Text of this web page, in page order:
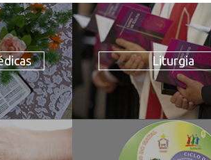
Liturgia